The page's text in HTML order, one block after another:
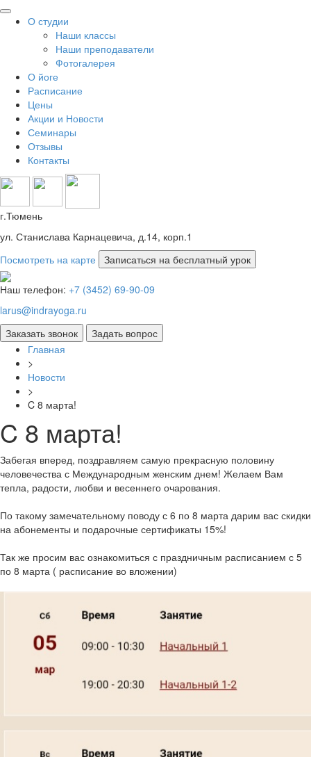
О студии
Наши классы
Наши преподаватели
Фотогалерея
О йоге
Расписание
Цены
Акции и Новости
Семинары
Отзывы
Контакты
г.Тюмень
ул. Станислава Карнацевича, д.14, корп.1
Посмотреть на карте
Наш телефон: +7 (3452) 69-90-09
larus@indrayoga.ru
Главная
>
Новости
>
C 8 марта!
C 8 марта!
Забегая вперед, поздравляем самую прекрасную половину
человечества с Международным женским днем! Желаем Вам
тепла, радости, любви и весеннего очарования.
По такому замечательному поводу с 6 по 8 марта дарим вас скидки
на абонементы и подарочные сертификаты 15%!
Так же просим вас ознакомиться с праздничным расписанием с 5
по 8 марта ( расписание во вложении)